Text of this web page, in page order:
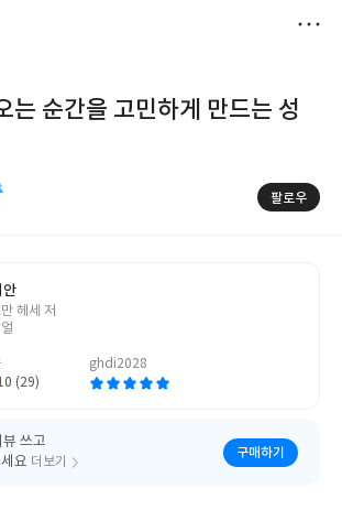
는 순간을 고민하게 만드는 성
팔로우
안
헤세 저
(29)
ghdi2028
쓰고
요 더보기
구매하기